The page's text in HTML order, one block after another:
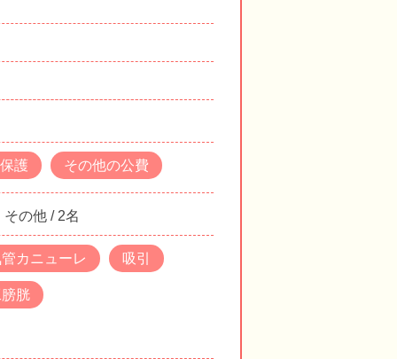
護 その他の公費
の他 / 2名
カニューレ 吸引
胱